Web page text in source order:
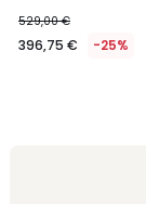
529,00 €
396,75 € -25%